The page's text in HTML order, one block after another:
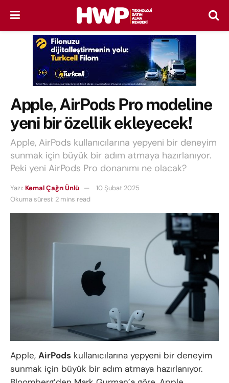
Apple, AirPods Pro modeline
yeni bir özellik ekleyecek!
Apple, AirPods kullanıcılarına yepyeni bir deneyim
sunmak için büyük bir adım atmaya hazırlanıyor.
Peki yeni AirPods Pro donanımı ne olacak?
Yazı: Kemal Çağrı Ünlü
10 Şubat 2025
Okuma süresi: 2 mins read
Apple, AirPods kullanıcılarına yepyeni bir deneyim
sunmak için büyük bir adım atmaya hazırlanıyor.